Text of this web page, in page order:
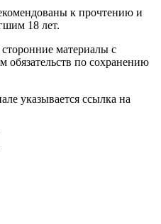
к прочтению и
18 лет.
материалы с
по сохранению
указывается ссылка на